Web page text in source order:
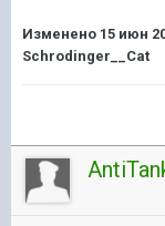
Изменено 15 июн
Schrodinger__Cat